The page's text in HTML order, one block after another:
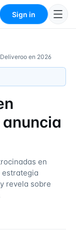
Sign in
en 2026
en
estrategia
revela sobre